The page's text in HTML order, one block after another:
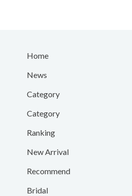
Home
News
Category
Category
Ranking
New Arrival
Recommend
Bridal